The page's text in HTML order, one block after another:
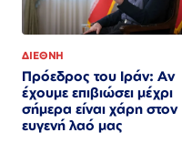
ΔΙΕΘΝΗ
Πρόεδρος του Ιράν: Αν
έχουμε επιβιώσει μέχρι
σήμερα είναι χάρη στον
ευγενή λαό μας